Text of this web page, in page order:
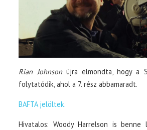
Rian Johnsonújra elmondta, hogy a
folytatódik, ahol a 7. rész abbamaradt.
BAFTA jelöltek.
Hivatalos: Woody Harrelson is